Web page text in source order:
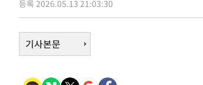
4시간 전 >남자 농구, 나고야 아시안게임서 '홈팀' 일본
5시간 전 >극한폭염 한풀 꺾이지만…'낮 최고 35도' 무
날씨]
6시간 전 >축구협회 "압수수색·성접대 논란 사과…쇄
7시간 전 > [속보]'압수수색·성접대 논란' 축구협회 "
등록 2026.05.13 21:03:30
기사본문